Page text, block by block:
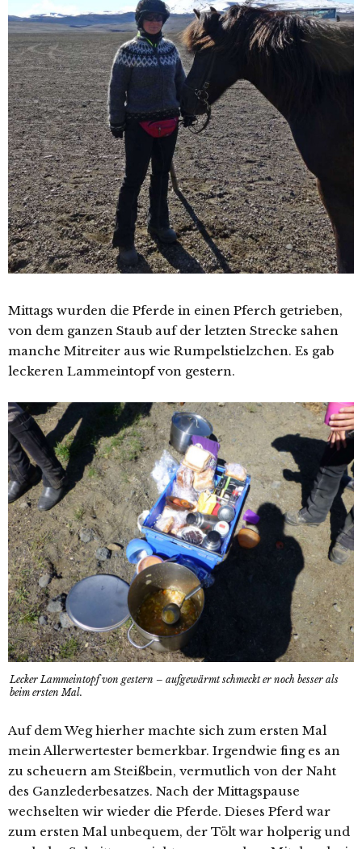
Mittags wurden die Pferde in einen Pferch getrieben,
von dem ganzen Staub auf der letzten Strecke sahen
manche Mitreiter aus wie Rumpelstielzchen. Es gab
leckeren Lammeintopf von gestern.
Lecker Lammeintopf von gestern – aufgewärmt schmeckt er noch besser als
beim ersten Mal.
Auf dem Weg hierher machte sich zum ersten Mal
mein Allerwertester bemerkbar. Irgendwie fing es an
zu scheuern am Steißbein, vermutlich von der Naht
des Ganzlederbesatzes. Nach der Mittagspause
wechselten wir wieder die Pferde. Dieses Pferd war
zum ersten Mal unbequem, der Tölt war holperig und